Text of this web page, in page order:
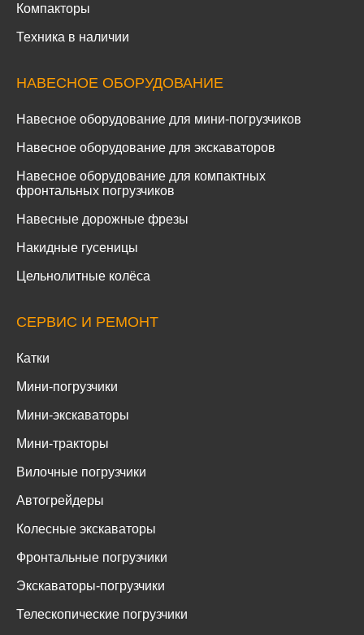
Компакторы
Техника в наличии
НАВЕСНОЕ ОБОРУДОВАНИЕ
Навесное оборудование для мини-погрузчиков
Навесное оборудование для экскаваторов
Навесное оборудование для компактных
фронтальных погрузчиков
Навесные дорожные фрезы
Накидные гусеницы
Цельнолитные колёса
СЕРВИС И РЕМОНТ
Катки
Мини-погрузчики
Мини-экскаваторы
Мини-тракторы
Вилочные погрузчики
Автогрейдеры
Колесные экскаваторы
Фронтальные погрузчики
Экскаваторы-погрузчики
Телескопические погрузчики